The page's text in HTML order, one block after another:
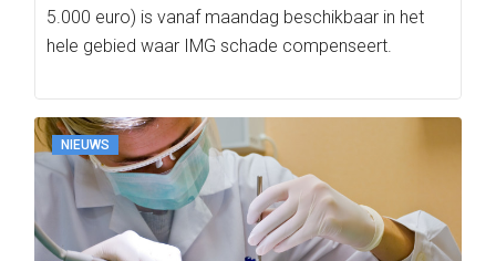
5.000 euro) is vanaf maandag beschikbaar in het
hele gebied waar IMG schade compenseert.
NIEUWS